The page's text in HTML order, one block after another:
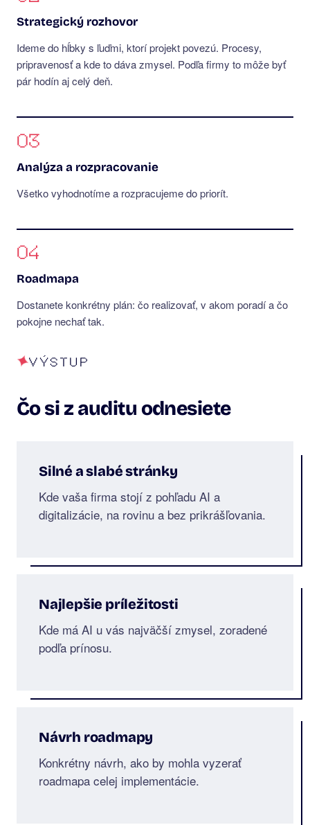
Strategický rozhovor
Ideme do hĺbky s ľuďmi, ktorí projekt povezú. Procesy,
pripravenosť a kde to dáva zmysel. Podľa firmy to môže byť
pár hodín aj celý deň.
03
Analýza a rozpracovanie
Všetko vyhodnotíme a rozpracujeme do priorít.
04
Roadmapa
Dostanete konkrétny plán: čo realizovať, v akom poradí a čo
pokojne nechať tak.
VÝSTUP
Čo si z auditu odnesiete
Silné a slabé stránky
Kde vaša firma stojí z pohľadu AI a
digitalizácie, na rovinu a bez prikrášľovania.
Najlepšie príležitosti
Kde má AI u vás najväčší zmysel, zoradené
podľa prínosu.
Návrh roadmapy
Konkrétny návrh, ako by mohla vyzerať
roadmapa celej implementácie.